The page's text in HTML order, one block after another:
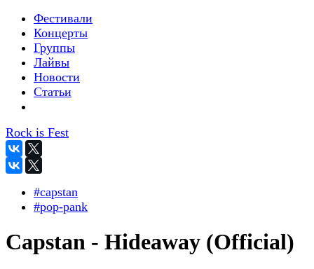
Фестивали
Концерты
Группы
Лайвы
Новости
Статьи
Rock is Fest
#capstan
#pop-pank
Capstan - Hideaway (Official)